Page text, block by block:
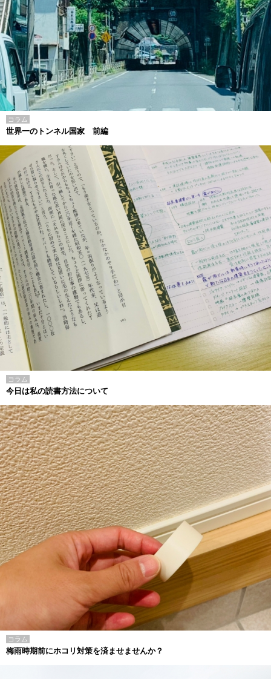
コラム
世界一のトンネル国家 前編
コラム
今日は私の読書方法について
コラム
梅雨時期前にホコリ対策を済ませませんか？